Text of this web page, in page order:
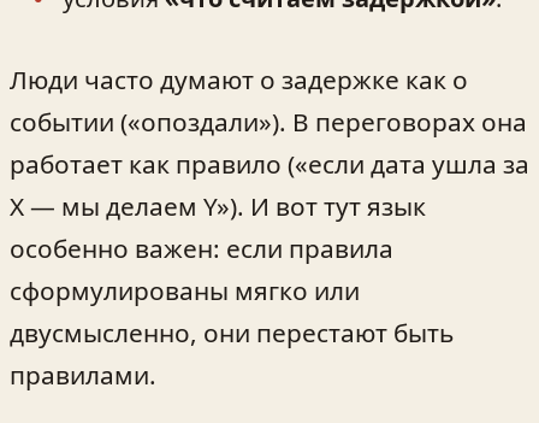
Люди часто думают о задержке как о
событии («опоздали»). В переговорах она
работает как правило («если дата ушла за
X — мы делаем Y»). И вот тут язык
особенно важен: если правила
сформулированы мягко или
двусмысленно, они перестают быть
правилами.